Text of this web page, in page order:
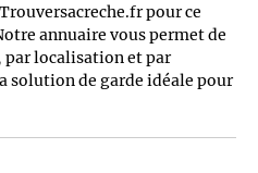
pour ce
annuaire vous permet de
localisation et par
de garde idéale pour